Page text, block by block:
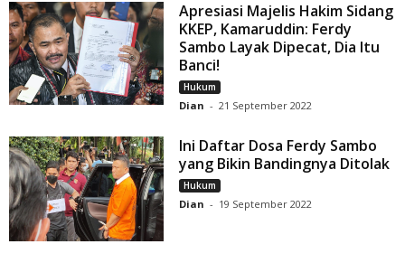
Apresiasi Majelis Hakim Sidang
KKEP, Kamaruddin: Ferdy
Sambo Layak Dipecat, Dia Itu
Banci!
Hukum
Dian - 21 September 2022
Ini Daftar Dosa Ferdy Sambo
yang Bikin Bandingnya Ditolak
Hukum
Dian - 19 September 2022